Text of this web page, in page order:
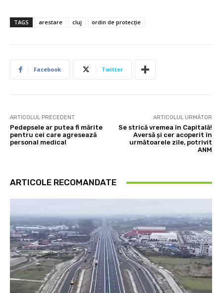
TAGS arestare cluj ordin de protecție
Facebook Twitter
ARTICOLUL PRECEDENT
Pedepsele ar putea fi mărite
pentru cei care agresează
personal medical
ARTICOLUL URMĂTOR
Se strică vremea în Capitală!
Aversă și cer acoperit în
următoarele zile, potrivit
ANM
ARTICOLE RECOMANDATE